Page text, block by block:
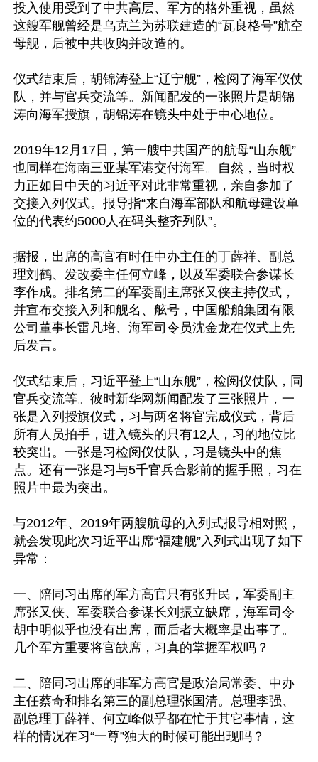
投入使用受到了中共高层、军方的格外重视，虽然
这艘军舰曾经是乌克兰为苏联建造的“瓦良格号”航空
母舰，后被中共收购并改造的。
仪式结束后，胡锦涛登上“辽宁舰”，检阅了海军仪仗
队，并与官兵交流等。新闻配发的一张照片是胡锦
涛向海军授旗，胡锦涛在镜头中处于中心地位。
2019年12月17日，第一艘中共国产的航母“山东舰”
也同样在海南三亚某军港交付海军。自然，当时权
力正如日中天的习近平对此非常重视，亲自参加了
交接入列仪式。报导指“来自海军部队和航母建设单
位的代表约5000人在码头整齐列队”。
据报，出席的高官有时任中办主任的丁薛祥、副总
理刘鹤、发改委主任何立峰，以及军委联合参谋长
李作成。排名第二的军委副主席张又侠主持仪式，
并宣布交接入列和舰名、舷号，中国船舶集团有限
公司董事长雷凡培、海军司令员沈金龙在仪式上先
后发言。
仪式结束后，习近平登上“山东舰”，检阅仪仗队，同
官兵交流等。彼时新华网新闻配发了三张照片，一
张是入列授旗仪式，习与两名将官完成仪式，背后
所有人员拍手，进入镜头的只有12人，习的地位比
较突出。一张是习检阅仪仗队，习是镜头中的焦
点。还有一张是习与5千官兵合影前的握手照，习在
照片中最为突出。
与2012年、2019年两艘航母的入列式报导相对照，
就会发现此次习近平出席“福建舰”入列式出现了如下
异常：
一、陪同习出席的军方高官只有张升民，军委副主
席张又侠、军委联合参谋长刘振立缺席，海军司令
胡中明似乎也没有出席，而后者大概率是出事了。
几个军方重要将官缺席，习真的掌握军权吗？
二、陪同习出席的非军方高官是政治局常委、中办
主任蔡奇和排名第三的副总理张国清。总理李强、
副总理丁薛祥、何立峰似乎都在忙于其它事情，这
样的情况在习“一尊”独大的时候可能出现吗？